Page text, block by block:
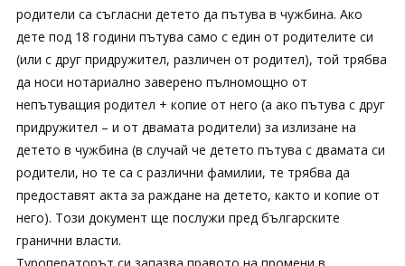
родители са съгласни детето да пътува в чужбина. Ако
дете под 18 години пътува само с един от родителите си
(или с друг придружител, различен от родител), той трябва
да носи нотариално заверено пълномощно от
непътуващия родител + копие от него (а ако пътува с друг
придружител – и от двамата родители) за излизане на
детето в чужбина (в случай че детето пътува с двамата си
родители, но те са с различни фамилии, те трябва да
предоставят акта за раждане на детето, както и копие от
него). Този документ ще послужи пред българските
гранични власти.